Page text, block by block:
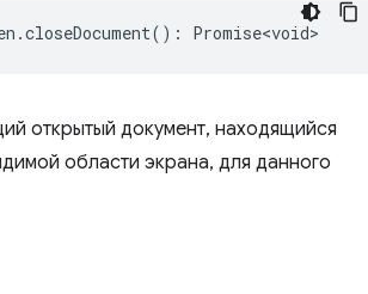
.closeDocument() : Promise<void>
открытый документ, находящийся
области экрана, для данного